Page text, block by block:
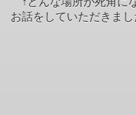
お話をしていただきまし